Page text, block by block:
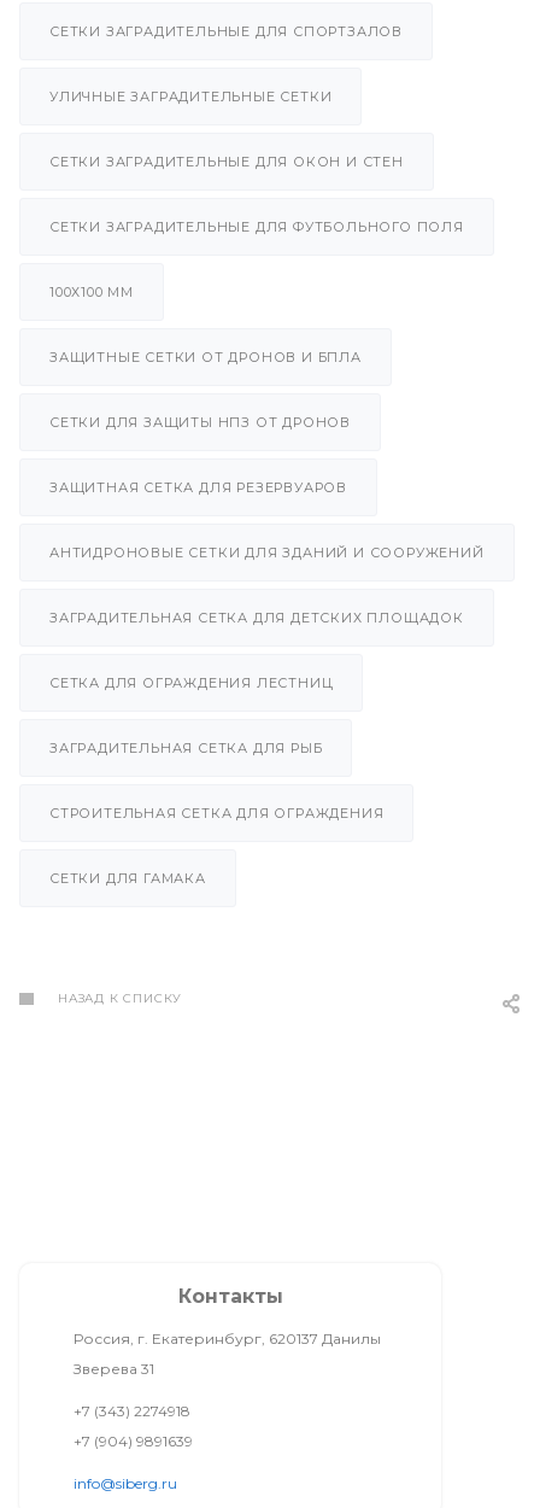
СЕТКИ ЗАГРАДИТЕЛЬНЫЕ ДЛЯ СПОРТЗАЛОВ
УЛИЧНЫЕ ЗАГРАДИТЕЛЬНЫЕ СЕТКИ
СЕТКИ ЗАГРАДИТЕЛЬНЫЕ ДЛЯ ОКОН И СТЕН
СЕТКИ ЗАГРАДИТЕЛЬНЫЕ ДЛЯ ФУТБОЛЬНОГО ПОЛЯ
100Х100 ММ
ЗАЩИТНЫЕ СЕТКИ ОТ ДРОНОВ И БПЛА
СЕТКИ ДЛЯ ЗАЩИТЫ НПЗ ОТ ДРОНОВ
ЗАЩИТНАЯ СЕТКА ДЛЯ РЕЗЕРВУАРОВ
АНТИДРОНОВЫЕ СЕТКИ ДЛЯ ЗДАНИЙ И СООРУЖЕНИЙ
ЗАГРАДИТЕЛЬНАЯ СЕТКА ДЛЯ ДЕТСКИХ ПЛОЩАДОК
СЕТКА ДЛЯ ОГРАЖДЕНИЯ ЛЕСТНИЦ
ЗАГРАДИТЕЛЬНАЯ СЕТКА ДЛЯ РЫБ
СТРОИТЕЛЬНАЯ СЕТКА ДЛЯ ОГРАЖДЕНИЯ
СЕТКИ ДЛЯ ГАМАКА
НАЗАД К СПИСКУ
Контакты
Россия, г. Екатеринбург, 620137 Данилы
Зверева 31
+7 (343) 2274918
+7 (904) 9891639
info@siberg.ru